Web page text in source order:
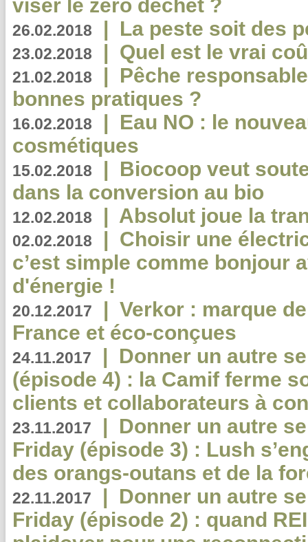
viser le zéro déchet ?
26.02.2018 | La peste soit des
23.02.2018 | Quel est le vrai
21.02.2018 | Pêche
bonnes pratiques ?
16.02.2018 | Eau NO : le
cosmétiques
15.02.2018 | Biocoop veut
dans la conversion au bio
12.02.2018 | Absolut joue la
02.02.2018 | Choisir une
c’est simple comme bonjour
d'énergie !
20.12.2017 | Verkor : marque
France et éco-conçues
24.11.2017 | Donner un autre
(épisode 4) : la Camif ferme
clients et collaborateurs à
23.11.2017 | Donner un autre
Friday (épisode 3) : Lush
des orangs-outans et de la
22.11.2017 | Donner un autre
Friday (épisode 2) : quand